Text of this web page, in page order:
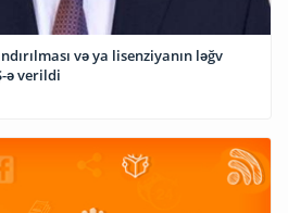
və ya lisenziyanın ləğv
ə verildi